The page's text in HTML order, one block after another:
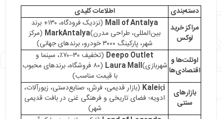
دسته‌بندی
اطلاعات کلیدی
مراکز خرید
لوکس
Mall of Antalya
(نزدیک فرودگاه، ۱۳۰+ برند
بین‌المللی، طراحی مدرن)MarkAntalya (مرکز
شهر، پارکینگ ۳۰۰۰ خودرو، برندهای جهانی)
اوتلت‌ها و
اقتصادی‌ها
Deepo Outlet
(تخفیف ۳۰–۷۰٪، سینما و
شهربازی)Laura Mall
(۸۰ فروشگاه، برندهای محبوب
با قیمت مناسب)
بازارهای
سنتی
Kaleiçi (بازار قدیمی، فرش، صنایع‌دستی، زیورآلات،
ادویه؛ فضای تاریخی و فرهنگی غنی در بافت قدیمی
شهر)